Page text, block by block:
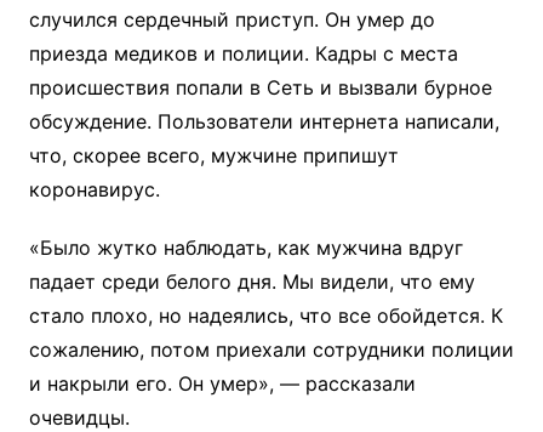
случился сердечный приступ. Он умер до
приезда медиков и полиции. Кадры с места
происшествия попали в Сеть и вызвали бурное
обсуждение. Пользователи интернета написали,
что, скорее всего, мужчине припишут
коронавирус.
«Было жутко наблюдать, как мужчина вдруг
падает среди белого дня. Мы видели, что ему
стало плохо, но надеялись, что все обойдется. К
сожалению, потом приехали сотрудники полиции
и накрыли его. Он умер», — рассказали
очевидцы.